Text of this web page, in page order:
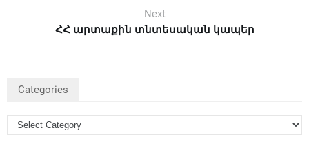
Next
ՀՀ արտաքին տնտեսական կապեր
Categories